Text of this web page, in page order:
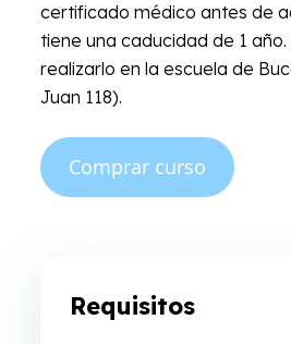
certificado médico antes de
tiene una caducidad de 1
realizarlo en la escuela de
Juan 118).
Comprar curso
Requisitos